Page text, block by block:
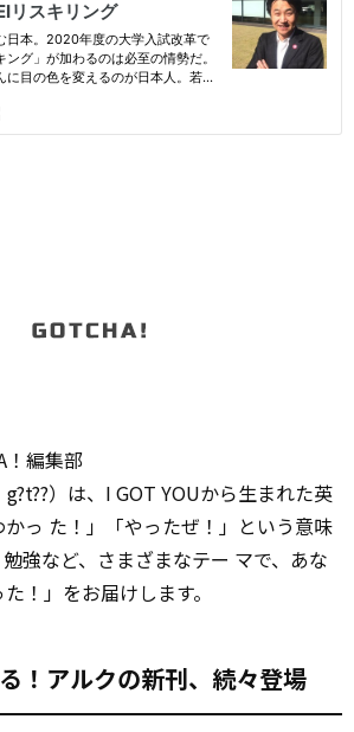
！編集部
）は、I GOT YOUから生まれた英
っ た！」「やったぜ！」という意味
強など、さまざまなテー マで、あな
！」をお届けします。
！アルクの新刊、続々登場